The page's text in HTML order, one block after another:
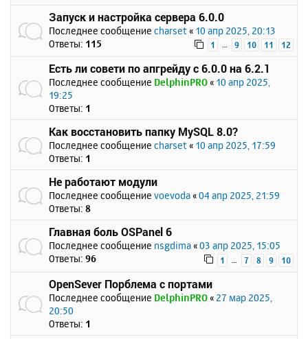
Запуск и настройка сервера 6.0.0
Последнее сообщение charset « 10 апр 2025, 20:13
Ответы: 115 1 … 9 10 11 12
Есть ли совети по апгрейду с 6.0.0 на 6.2.1
Последнее сообщение DelphinPRO « 10 апр 2025,
19:25
Ответы: 1
Как восстановить папку MySQL 8.0?
Последнее сообщение charset « 10 апр 2025, 17:59
Ответы: 1
Не работают модули
Последнее сообщение voevoda «04 апр 2025, 21:59
Ответы: 8
Главная боль OSPanel 6
Последнее сообщение nsgdima «03 апр 2025, 15:05
Ответы: 96 1 … 7 8 9 10
OpenSever Порблема с портами
Последнее сообщение DelphinPRO « 27 мар 2025,
20:50
Ответы: 1